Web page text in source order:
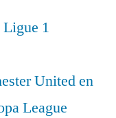
1
United en
League